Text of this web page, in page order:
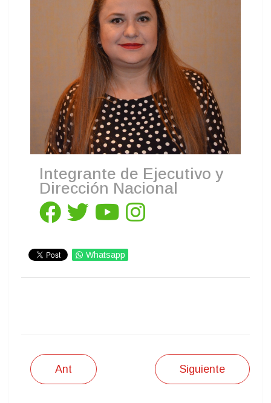
Integrante de Ejecutivo y
Dirección Nacional
Whatsapp
Ant Siguiente